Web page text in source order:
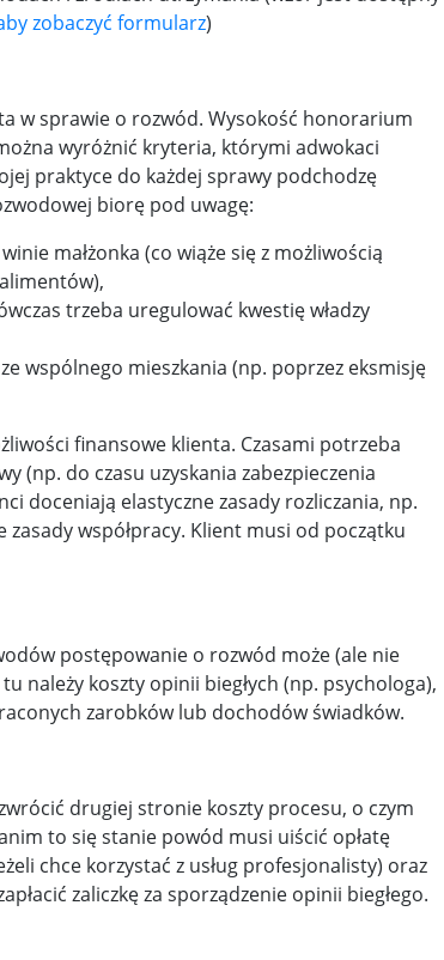
zobaczyć formularz)
w sprawie o rozwód. Wysokość honorarium
wyróżnić kryteria, którymi adwokaci
praktyce do każdej sprawy podchodzę
biorę pod uwagę:
małżonka (co wiąże się z możliwością
trzeba uregulować kwestię władzy
wspólnego mieszkania (np. poprzez eksmisję
finansowe klienta. Czasami potrzeba
(np. do czasu uzyskania zabezpieczenia
doceniają elastyczne zasady rozliczania, np.
współpracy. Klient musi od początku
postępowanie o rozwód może (ale nie
należy koszty opinii biegłych (np. psychologa),
zarobków lub dochodów świadków.
drugiej stronie koszty procesu, o czym
to się stanie powód musi uiścić opłatę
chce korzystać z usług profesjonalisty) oraz
zaliczkę za sporządzenie opinii biegłego.